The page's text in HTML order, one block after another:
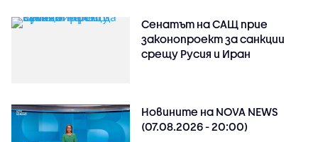
Сенатът на САЩ прие
законопроект за санкции
срещу Русия и Иран
Новините на NOVA NEWS
(07.08.2026 - 20:00)